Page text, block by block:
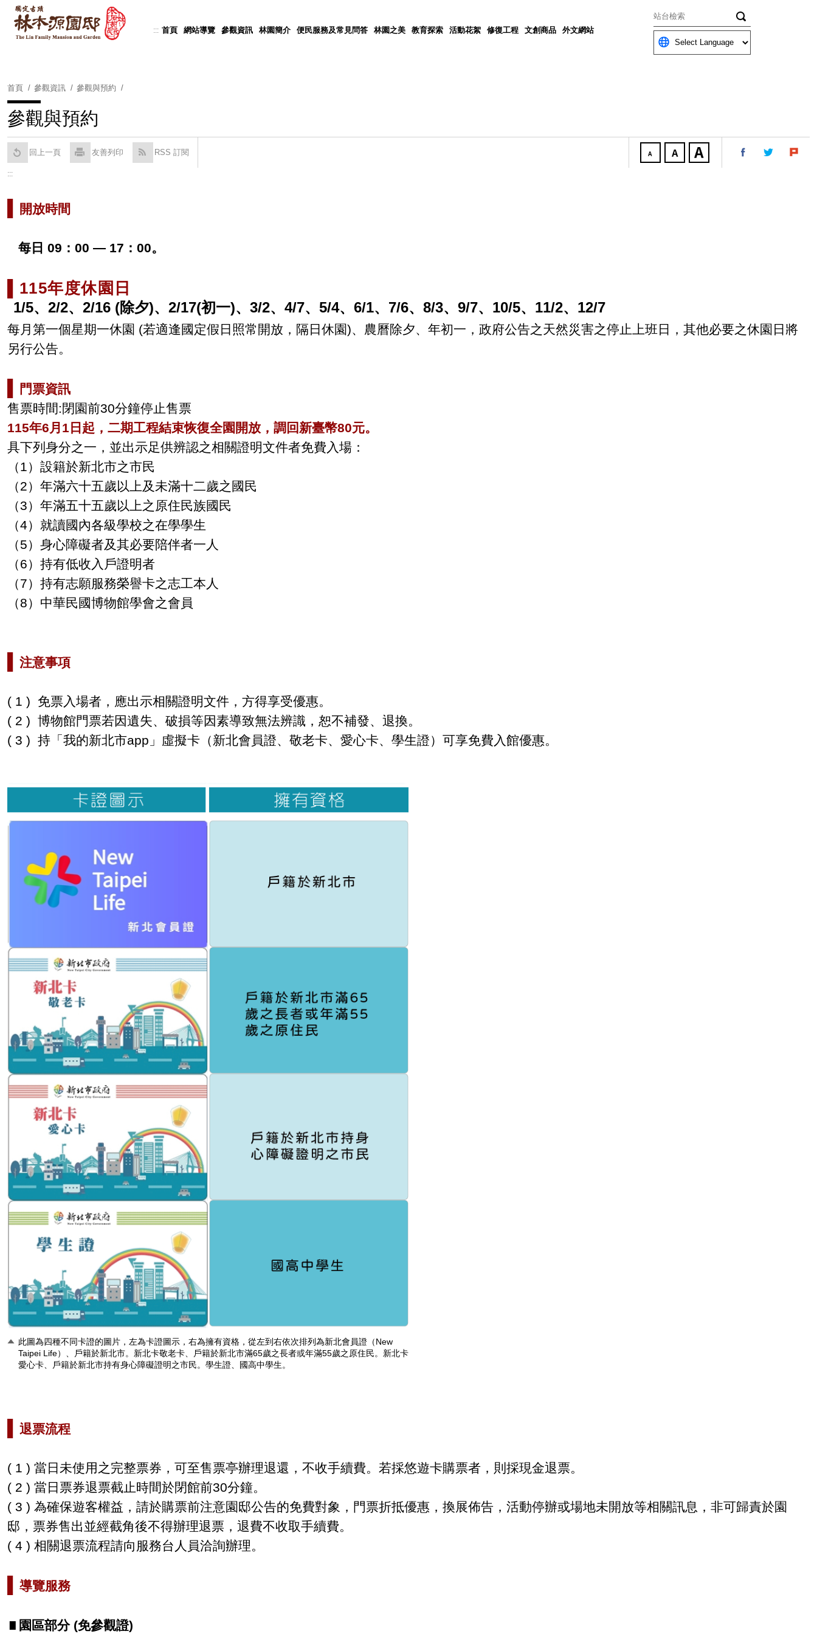
::: 首頁 網站導覽 參觀資訊 林園簡介 便民服務及常見問答 林園之美 教育探索 活動花絮 修復工程 文創商品 外文網站
關鍵字
Powered by Translate
首頁 參觀資訊 參觀與預約
參觀與預約
回上一頁 友善列印 RSS 訂閱
:::
開放時間
每日 09 ： 00 — 17 ： 00。
▌115年度休園日
1/5、2/2、2/16 (除夕)、2/17(初一)、3/2、 4/7、 5/4、 6/1、 7/6、 8/3、 9/7、 10/5、 11/2、 12/7
每月第一個星期一休園 (若適逢國定假日照常開放，隔日休園)、農曆除夕、年初一，政府公告之天然災害之停止上班日，其他必要之休園日將
另行公告。
門票資訊
售票時間:閉園前30分鐘停止售票
115年6月1日起，二期工程結束恢復全園開放，調回新臺幣80元。
具下列身分之一，並出示足供辨認之相關證明文件者免費入場：
（1）設籍於新北市之市民
（2）年滿六十五歲以上及未滿十二歲之國民
（3）年滿五十五歲以上之原住民族國民
（4）就讀國內各級學校之在學學生
（5）身心障礙者及其必要陪伴者一人
（6）持有低收入戶證明者
（7）持有志願服務榮譽卡之志工本人
（8）中華民國博物館學會之會員
注意事項
( 1 ) 免票入場者，應出示相關證明文件，方得享受優惠。
( 2 ) 博物館門票若因遺失、破損等因素導致無法辨識，恕不補發、退換。
( 3 ) 持「我的新北市app」虛擬卡（新北會員證、敬老卡、愛心卡、學生證）可享免費入館優惠。
此圖為四種不同卡證的圖片，左為卡證圖示，右為擁有資格，從左到右依次排列為新北會員證（New
Taipei Life）、戶籍於新北市。新北卡敬老卡、戶籍於新北市滿65歲之長者或年滿55歲之原住民。新北卡
愛心卡、戶籍於新北市持有身心障礙證明之市民。學生證、國高中學生。
退票流程
( 1 ) 當日未使用之完整票券，可至售票亭辦理退還，不收手續費。若採悠遊卡購票者，則採現金退票。
( 2 ) 當日票券退票截止時間於閉館前30分鐘。
( 3 ) 為確保遊客權益，請於購票前注意園邸公告的免費對象，門票折抵優惠，換展佈告，活動停辦或場地未開放等相關訊息，非可歸責於園
邸，票券售出並經截角後不得辦理退票，退費不收取手續費。
( 4 ) 相關退票流程請向服務台人員洽詢辦理。
導覽服務
∎ 園區部分 (免參觀證)